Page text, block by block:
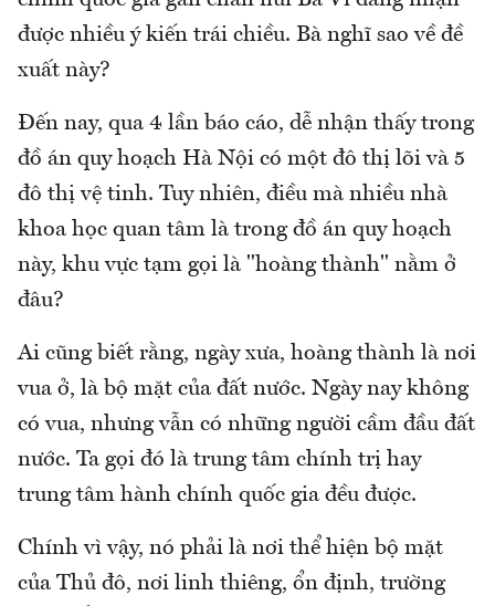
được nhiều ý kiến trái chiều. Bà nghĩ sao về đề
xuất này?
Đến nay, qua 4 lần báo cáo, dễ nhận thấy trong
đồ án quy hoạch Hà Nội có một đô thị lõi và 5
đô thị vệ tinh. Tuy nhiên, điều mà nhiều nhà
khoa học quan tâm là trong đồ án quy hoạch
này, khu vực tạm gọi là "hoàng thành" nằm ở
đâu?
Ai cũng biết rằng, ngày xưa, hoàng thành là nơi
vua ở, là bộ mặt của đất nước. Ngày nay không
có vua, nhưng vẫn có những người cầm đầu đất
nước. Ta gọi đó là trung tâm chính trị hay
trung tâm hành chính quốc gia đều được.
Chính vì vậy, nó phải là nơi thể hiện bộ mặt
của Thủ đô, nơi linh thiêng, ổn định, trường